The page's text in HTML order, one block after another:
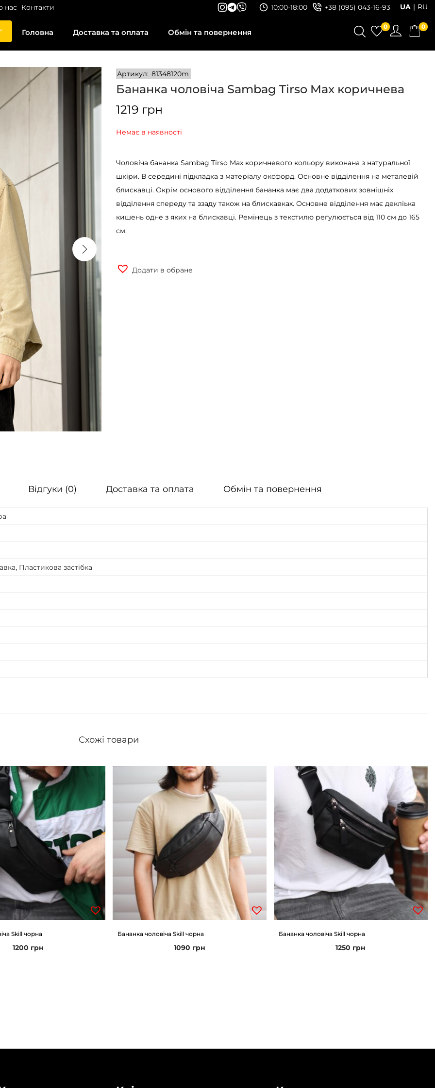
нас Контакти 10:00-18:00 +38 (095) 043-16-93 UA RU
Головна Доставка та оплата Обмін та повернення
0 0
Артикул: 81348120m
Бананка чоловіча Sambag Tirso Max коричнева
1219 грн
Немає в наявності
Чоловіча бананка Sambag Tirso Max коричневого кольору виконана з натуральної
шкіри. В середині підкладка з матеріалу оксфорд. Основне відділення на металевій
блискавці. Окрім основого відділення бананка має два додаткових зовнішніх
відділення спереду та ззаду також на блискавках. Основне відділення має декліька
кишень одне з яких на блискавці. Ремінець з текстилю регулюється від 110 см до 165
см.
Додати в обране
Відгуки (0) Доставка та оплата Обмін та повернення
, Пластикова застібка
Схожі товари
Skill чорна
1200 грн
Бананка чоловіча Skill чорна
1090 грн
Бананка чоловіча Skill чорна
1250 грн